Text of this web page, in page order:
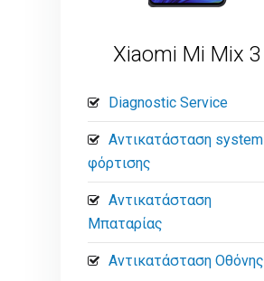
Xiaomi Mi Mix 3
Diagnostic Service
Αντικατάσταση system
φόρτισης
Αντικατάσταση
Μπαταρίας
Αντικατάσταση Οθόνης